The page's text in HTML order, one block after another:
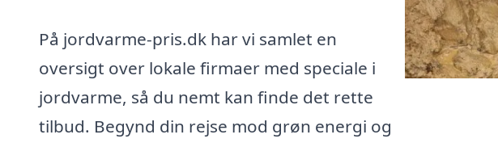
På jordvarme-pris.dk har vi samlet en
oversigt over lokale firmaer med speciale i
jordvarme, så du nemt kan finde det rette
tilbud. Begynd din rejse mod grøn energi og